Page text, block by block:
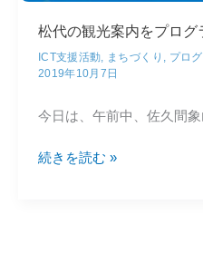
松代の観光案内をプログ
ICT支援活動, まちづくり , プロ
2019年10月7日
今日は、午前中、佐久間
松
続きを読む »